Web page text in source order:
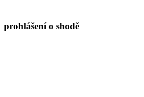
prohlášení o shodě